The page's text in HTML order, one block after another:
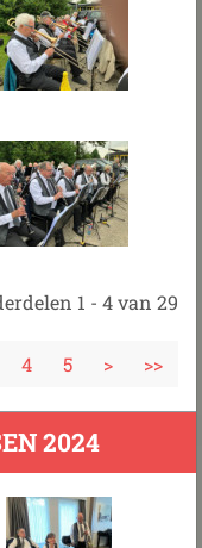
1 - 4 van 29
4 5 > >>
2024